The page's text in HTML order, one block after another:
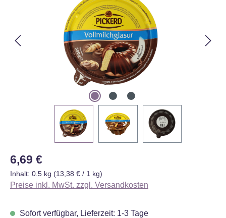
Regulärer Preis:
6,69 €
Inhalt: 0.5 kg (13,38 € / 1 kg)
Preise inkl. MwSt. zzgl. Versandkosten
Sofort verfügbar, Lieferzeit: 1-3 Tage